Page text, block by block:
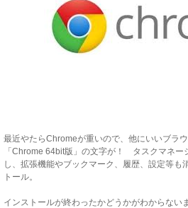
最近やたらChromeが重いので、他にいいブラ
「Chrome 64bit版」の文字が！ タスクマネー
し、拡張機能やブックマーク、履歴、設定等も
トール。
インストールが終わったかどうかがわからない